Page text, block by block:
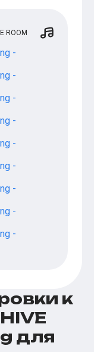
ROOM
-
-
-
-
-
-
-
-
-
к
для